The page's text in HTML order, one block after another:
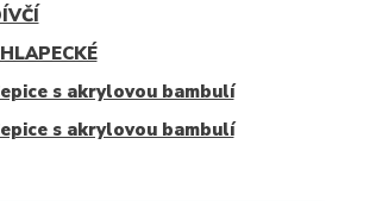
s akrylovou bambulí
s akrylovou bambulí